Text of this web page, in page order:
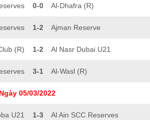
0-0 Al-Dhafra (R)
1-2 Ajman Reserve
(R) 1-2 Al Nasr Dubai U21
3-1 Al-Wasl (R)
05/03/2022
U21 1-3 Al Ain SCC Reserves